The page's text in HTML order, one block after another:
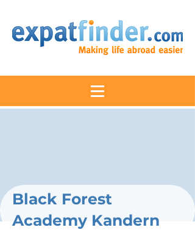
Black Forest
Academy Kandern